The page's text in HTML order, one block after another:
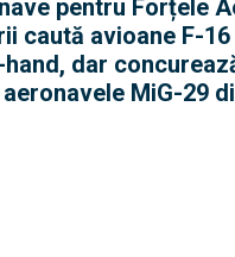
pentru Forțele
caută avioane F-16
dar
MiG-29